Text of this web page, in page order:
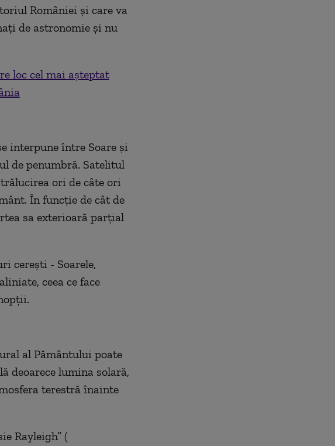
României și care va
de astronomie și nu
loc cel mai așteptat
interpune între Soare și
de penumbră. Satelitul
ori de câte ori
În funcție de cât de
sa exterioară parțial
cerești - Soarele,
ceea ce face
al Pământului poate
deoarece lumina solară,
terestră înainte
Rayleigh” (